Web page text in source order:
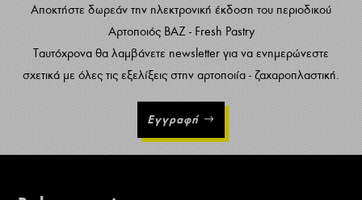
Αποκτήστε δωρεάν την ηλεκτρονική έκδοση του περιοδικού
Αρτοποιός ΒΑΖ - Fresh Pastry
Ταυτόχρονα θα λαμβάνετε newsletter για να ενημερώνεστε
σχετικά με όλες τις εξελίξεις στην αρτοποιία - ζαχαροπλαστική.
Εγγραφή